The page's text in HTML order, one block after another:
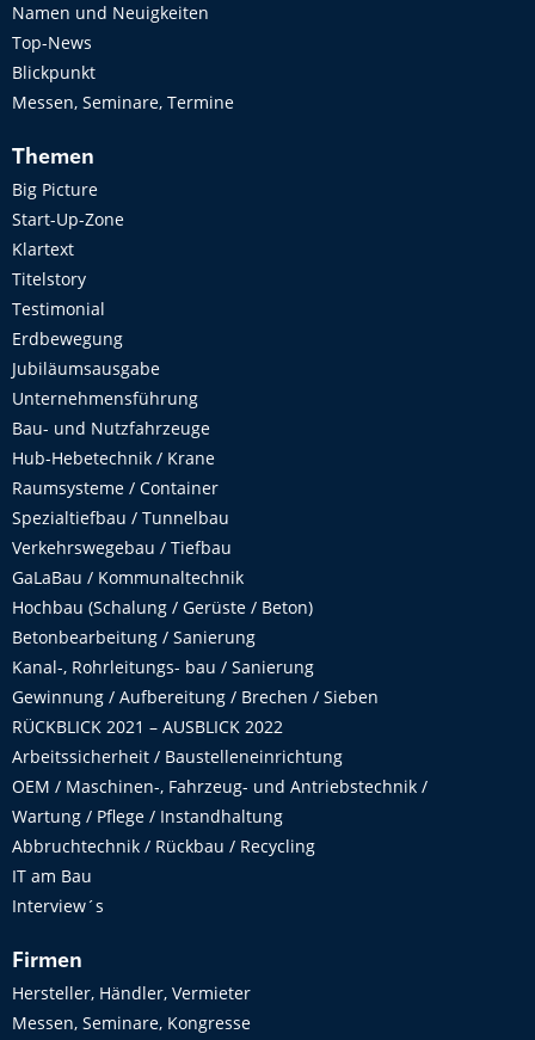
Namen und Neuigkeiten
Top-News
Blickpunkt
Messen, Seminare, Termine
Themen
Big Picture
Start-Up-Zone
Klartext
Titelstory
Testimonial
Erdbewegung
Jubiläumsausgabe
Unternehmensführung
Bau- und Nutzfahrzeuge
Hub-Hebetechnik / Krane
Raumsysteme / Container
Spezialtiefbau / Tunnelbau
Verkehrswegebau / Tiefbau
GaLaBau / Kommunaltechnik
Hochbau (Schalung / Gerüste / Beton)
Betonbearbeitung / Sanierung
Kanal-, Rohrleitungs- bau / Sanierung
Gewinnung / Aufbereitung / Brechen / Sieben
RÜCKBLICK 2021 – AUSBLICK 2022
Arbeitssicherheit / Baustelleneinrichtung
OEM / Maschinen-, Fahrzeug- und Antriebstechnik /
Wartung / Pflege / Instandhaltung
Abbruchtechnik / Rückbau / Recycling
IT am Bau
Interview´s
Firmen
Hersteller, Händler, Vermieter
Messen, Seminare, Kongresse